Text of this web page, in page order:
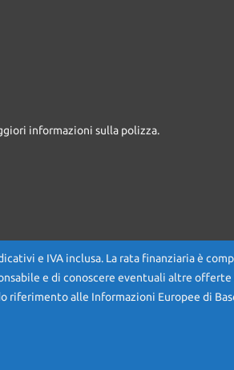
informazioni sulla polizza.
e IVA inclusa. La rata finanziaria è
e di conoscere eventuali altre
alle Informazioni Europee di